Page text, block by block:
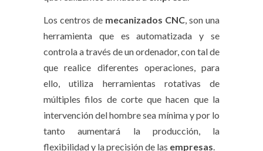
Los centros de mecanizados CNC, son una
herramienta que es automatizada y se
controla a través de un ordenador, con tal de
que realice diferentes operaciones, para
ello, utiliza herramientas rotativas de
múltiples filos de corte que hacen que la
intervención del hombre sea mínima y por lo
tanto aumentará la producción, la
flexibilidad y la precisión de las empresas.